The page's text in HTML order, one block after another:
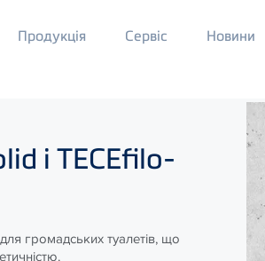
Main
Menü
Продукція Сервіс Новини
і TECEfilo-
громадських туалетів, що